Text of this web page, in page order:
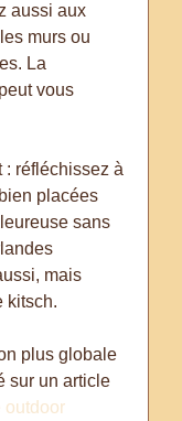
aussi aux
murs ou
La
vous
: réfléchissez à
placées
sans
mais
kitsch.
plus globale
sur un article
outdoor